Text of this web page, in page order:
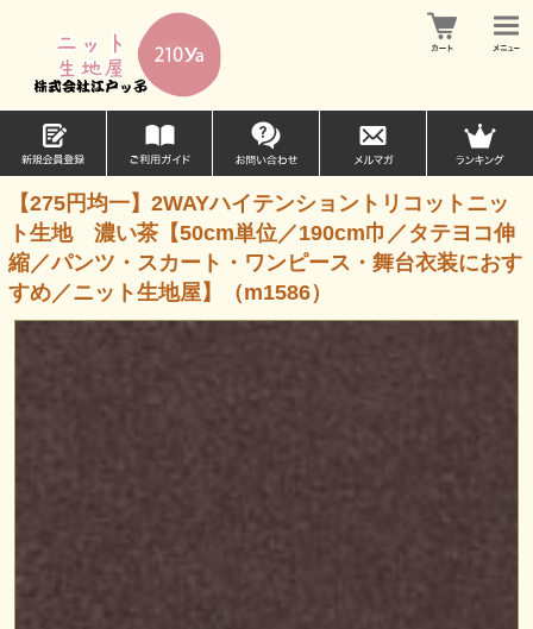
【275円均一】2WAYハイテンショントリコットニッ
ト生地 濃い茶【50cm単位／190cm巾／タテヨコ伸
縮／パンツ・スカート・ワンピース・舞台衣装におす
すめ／ニット生地屋】（m1586）